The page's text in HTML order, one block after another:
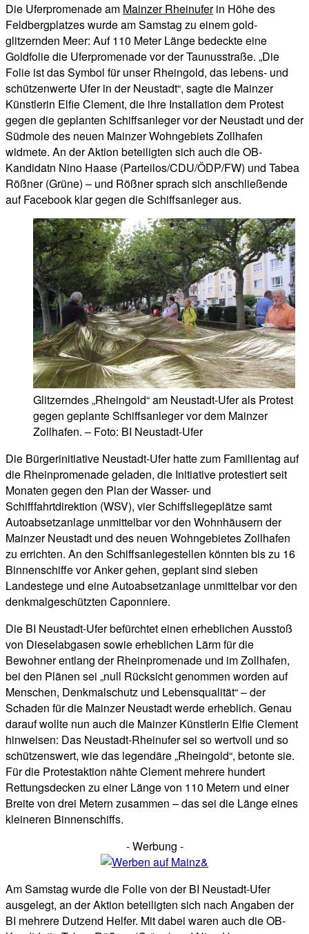
Die Uferpromenade am Mainzer Rheinuferin Höhe des
Feldbergplatzes wurde am Samstag zu einem gold-
glitzernden Meer: Auf 110 Meter Länge bedeckte eine
Goldfolie die Uferpromenade vor der Taunusstraße. „Die
Folie ist das Symbol für unser Rheingold, das lebens- und
schützenwerte Ufer in der Neustadt“, sagte die Mainzer
Künstlerin Elfie Clement, die ihre Installation dem Protest
gegen die geplanten Schiffsanleger vor der Neustadt und der
Südmole des neuen Mainzer Wohngebiets Zollhafen
widmete. An der Aktion beteiligten sich auch die OB-
Kandidatn Nino Haase (Parteilos/CDU/ÖDP/FW) und Tabea
Rößner (Grüne) – und Rößner sprach sich anschließende
auf Facebook klar gegen die Schiffsanleger aus.
Glitzerndes „Rheingold“ am Neustadt-Ufer als Protest
gegen geplante Schiffsanleger vor dem Mainzer
Zollhafen. – Foto: BI Neustadt-Ufer
Die Bürgerinitiative Neustadt-Ufer hatte zum Familientag auf
die Rheinpromenade geladen, die Initiative protestiert seit
Monaten gegen den Plan der Wasser- und
Schifffahrtdirektion (WSV), vier Schiffsliegeplätze samt
Autoabsetzanlage unmittelbar vor den Wohnhäusern der
Mainzer Neustadt und des neuen Wohngebietes Zollhafen
zu errichten. An den Schiffsanlegestellen könnten bis zu 16
Binnenschiffe vor Anker gehen, geplant sind sieben
Landestege und eine Autoabsetzanlage unmittelbar vor den
denkmalgeschützten Caponniere.
Die BI Neustadt-Ufer befürchtet einen erheblichen Ausstoß
von Dieselabgasen sowie erheblichen Lärm für die
Bewohner entlang der Rheinpromenade und im Zollhafen,
bei den Plänen sei „null Rücksicht genommen worden auf
Menschen, Denkmalschutz und Lebensqualität“ – der
Schaden für die Mainzer Neustadt werde erheblich. Genau
darauf wollte nun auch die Mainzer Künstlerin Elfie Clement
hinweisen: Das Neustadt-Rheinufer sei so wertvoll und so
schützenswert, wie das legendäre „Rheingold“, betonte sie.
Für die Protestaktion nähte Clement mehrere hundert
Rettungsdecken zu einer Länge von 110 Metern und einer
Breite von drei Metern zusammen – das sei die Länge eines
kleineren Binnenschiffs.
- Werbung -
Am Samstag wurde die Folie von der BI Neustadt-Ufer
ausgelegt, an der Aktion beteiligten sich nach Angaben der
BI mehrere Dutzend Helfer. Mit dabei waren auch die OB-